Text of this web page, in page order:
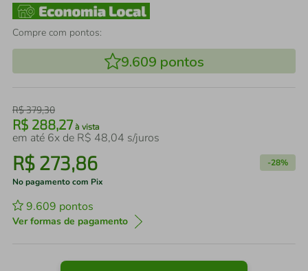
Compre com pontos:
9.609 pontos
R$379,30
R$ 288,27 à vista
em até 6x de R$ 48,04 s/juros
R$ 273,86 -28%
No pagamento com Pix
9.609 pontos
Ver formas de pagamento